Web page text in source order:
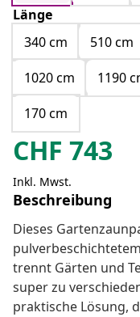
Länge
340 cm
510 cm
1020 cm
1190
170 cm
CHF 743
Inkl. Mwst.
Beschreibung
Dieses
trennt Gärten und
super zu
praktische Lösung,